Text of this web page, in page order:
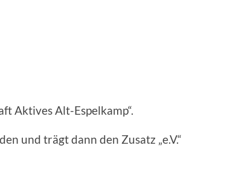
Aktives Alt-Espelkamp“.
und trägt dann den Zusatz „e.V.“